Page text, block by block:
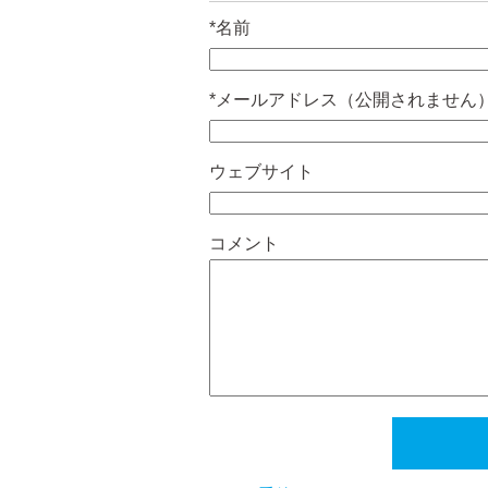
*名前
* メールアドレス（公開されません
ウェブサイト
コメント